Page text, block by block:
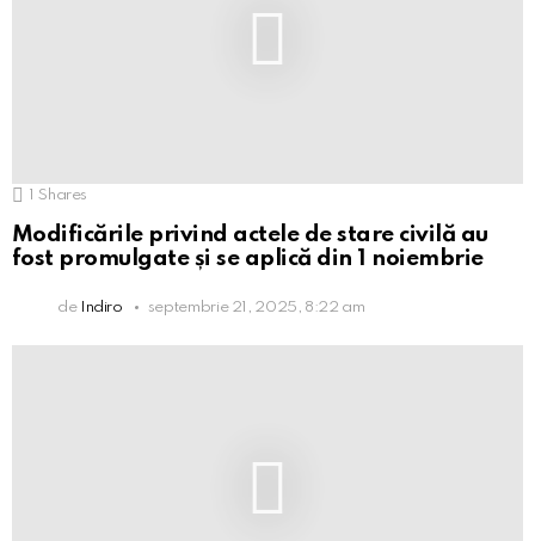
Shares
Modificările privind actele de stare civilă au
fost promulgate și se aplică din 1 noiembrie
de Indiro septembrie 21, 2025, 8:22 am